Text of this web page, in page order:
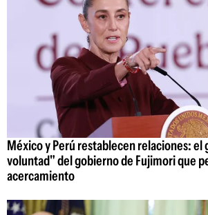
México y Perú restablecen relaciones: el
voluntad" del gobierno de Fujimori que
acercamiento